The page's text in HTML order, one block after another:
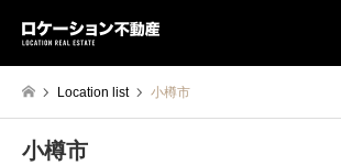
Location list 小樽市
小樽市